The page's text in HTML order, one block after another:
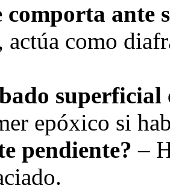
comporta ante
como
superficial
epóxico si
pendiente? –